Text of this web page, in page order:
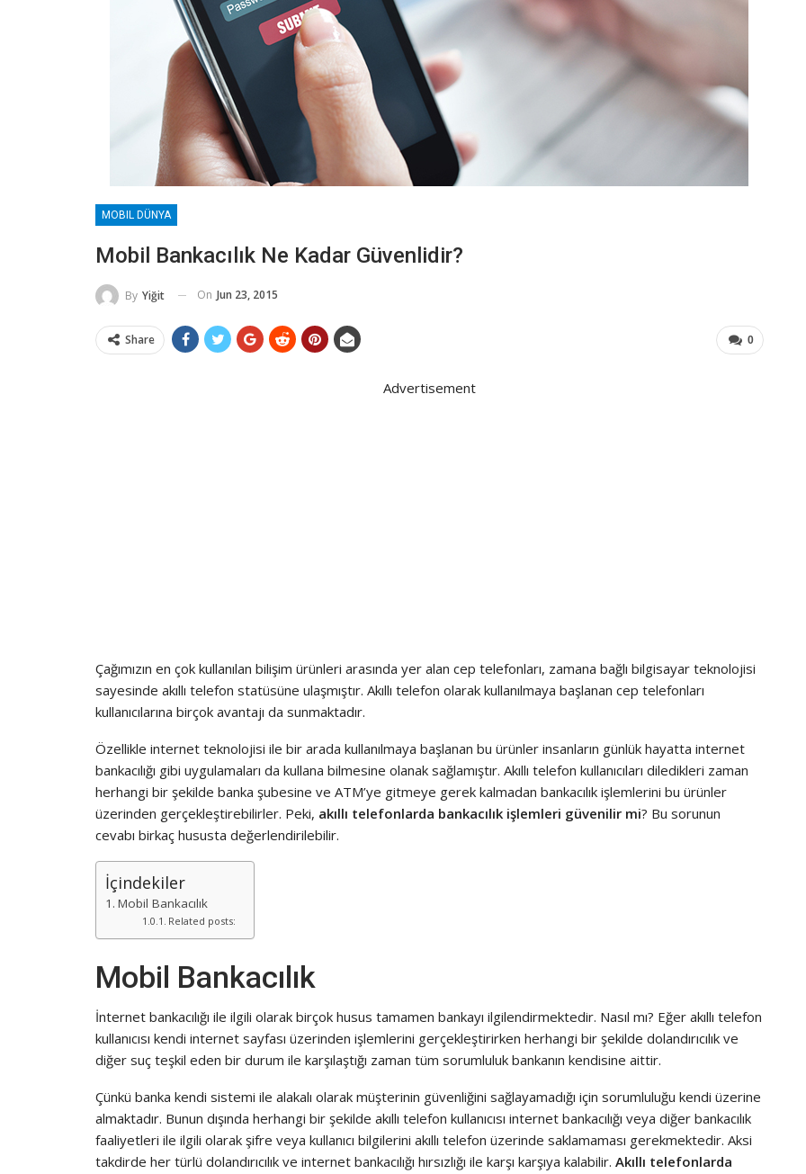
MOBIL DÜNYA
Mobil Bankacılık Ne Kadar Güvenlidir?
By Yiğit On Jun 23, 2015
0
Share
Advertisement
Çağımızın en çok kullanılan bilişim ürünleri arasında yer alan cep telefonları, zamana bağlı bilgisayar teknolojisi
sayesinde akıllı telefon statüsüne ulaşmıştır. Akıllı telefon olarak kullanılmaya başlanan cep telefonları
kullanıcılarına birçok avantajı da sunmaktadır.
Özellikle internet teknolojisi ile bir arada kullanılmaya başlanan bu ürünler insanların günlük hayatta internet
bankacılığı gibi uygulamaları da kullana bilmesine olanak sağlamıştır. Akıllı telefon kullanıcıları diledikleri zaman
herhangi bir şekilde banka şubesine ve ATM’ye gitmeye gerek kalmadan bankacılık işlemlerini bu ürünler
üzerinden gerçekleştirebilirler. Peki, akıllı telefonlarda bankacılık işlemleri güvenilir mi? Bu sorunun
cevabı birkaç hususta değerlendirilebilir.
İçindekiler
Mobil Bankacılık
Related posts:
Mobil Bankacılık
İnternet bankacılığı ile ilgili olarak birçok husus tamamen bankayı ilgilendirmektedir. Nasıl mı? Eğer akıllı telefon
kullanıcısı kendi internet sayfası üzerinden işlemlerini gerçekleştirirken herhangi bir şekilde dolandırıcılık ve
diğer suç teşkil eden bir durum ile karşılaştığı zaman tüm sorumluluk bankanın kendisine aittir.
Çünkü banka kendi sistemi ile alakalı olarak müşterinin güvenliğini sağlayamadığı için sorumluluğu kendi üzerine
almaktadır. Bunun dışında herhangi bir şekilde akıllı telefon kullanıcısı internet bankacılığı veya diğer bankacılık
faaliyetleri ile ilgili olarak şifre veya kullanıcı bilgilerini akıllı telefon üzerinde saklamaması gerekmektedir. Aksi
takdirde her türlü dolandırıcılık ve internet bankacılığı hırsızlığı ile karşı karşıya kalabilir. Akıllı telefonlarda